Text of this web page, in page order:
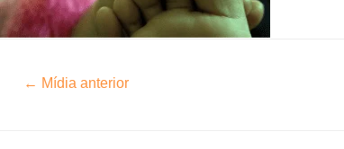
← Mídia anterior